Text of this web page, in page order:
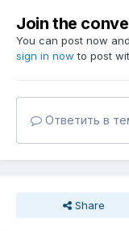
Join the
You can post now
sign in now to post
Ответить в
Share